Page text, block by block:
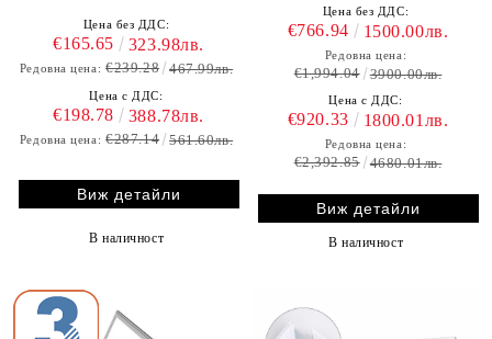
Цена без ДДС:
€165.65 323.98лв.
Редовна цена: €239.28 467.99лв.
Цена с ДДС:
€198.78 388.78лв.
Редовна цена: €287.14 561.60лв.
Виж детайли
В наличност
Цена без ДДС:
€766.94 1500.00лв.
Редовна цена:
€1,994.04 3900.00лв.
Цена с ДДС:
€920.33 1800.01лв.
Редовна цена:
€2,392.85 4680.01лв.
Виж детайли
В наличност